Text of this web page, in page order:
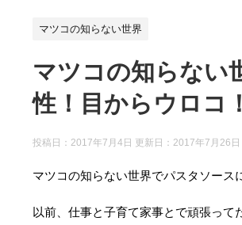
マツコの知らない世界
マツコの知らない
性！目からウロコ
投稿日：2017年7月4日 更新日： 2017年7月26日
マツコの知らない世界でパスタソース
以前、仕事と子育て家事とで頑張っ